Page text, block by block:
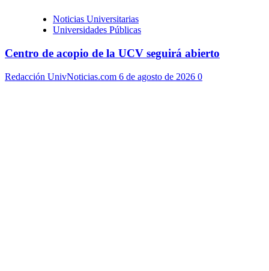
Noticias Universitarias
Universidades Públicas
Centro de acopio de la UCV seguirá abierto
Redacción UnivNoticias.com 6 de agosto de 2026 0